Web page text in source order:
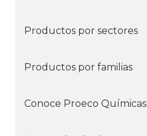
Productos por sectores
Productos por familias
Conoce Proeco Químicas